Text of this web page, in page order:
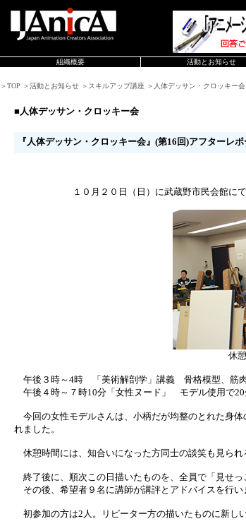
組織概要 活動とお知らせ
＞TOP ＞活動とお知らせ ＞スキルアップ講座 ＞人体デッサン・クロッキー会
■人体デッサン・クロッキー会
『人体デッサン・クロッキー会』(第16回)アフターレポ
１０月２０日（日）に武蔵野市民会館に
休
午後３時～4時 「美術解剖学」講義 骨格模型、筋
午後４時～７時10分「女性ヌード」 モデル使用で20
今回の女性モデルさんは、小柄だが均整のとれた身
れました。
休憩時間には、知合いになった方同士の談笑も見られ
終了後に、順次この日描いたものを、全員で「見せっ
その後、希望者９名に講師が講評とアドバイスを行い
初参加の方は2人。リピーター方の描いたものに新し